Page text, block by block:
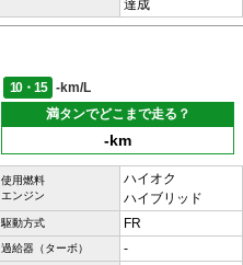
達成
10・15
-km/L
満タンでどこまで走る？
-km
使用燃料
エンジン
ハイオク
ハイブリッド
駆動方式 FR
過給器（ターボ） -